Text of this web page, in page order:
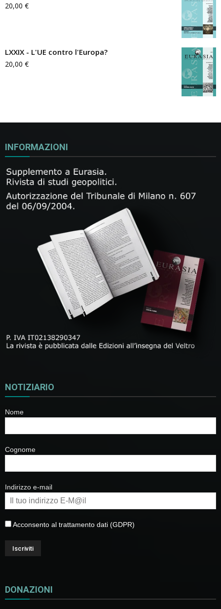
20,00 €
LXXIX - L'UE contro l'Europa?
20,00 €
INFORMAZIONI
NOTIZIARIO
Nome
Cognome
Indirizzo e-mail
Acconsento al trattamento dati (GDPR)
DONAZIONI